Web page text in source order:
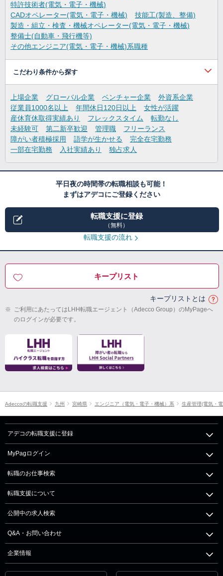
特許技術者(電気・電子・機械)
CADオペレーター(電気・電子・機械)
技能工(製造、整備)
製造・組立・検査・機械オペレーター(電気・電子・機械)
整備士(自動車・飛行機等)
その他エンジニア(電気・電子・機械)系職種
こだわり条件から探す
上場企業 グローバル企業 ベンチャー企業
外資系企業
従業員1000名以上
年間休日120日以上
女性が活躍
産休育休取得実績あり
フレックスタイム
転勤なし
未経験可
第二新卒歓迎 管理職
フリーランス
障がい者積極採用
語学が生かせる
完全在宅勤務
一部在宅勤務
入社実績あり 独占求人
平日夜の時間帯の転職相談も可能！
まずはアデコにご登録ください
転職支援に登録
（無料）
転職支援の流れ
キープリスト
キープリストとは
※ ご利用にあたってはLHH転職エージェント（Adecco Group）のMyPageへ
のログインが必要です。
Adeccoの転職支援 九州 宮崎県 エンジニア（電気・電子・機械）系 生産管理(電気・
アデコの転職支援に登録
MyPagログイン
転職のお仕事検索
転職支援について
公開中の求人検索
Q&A・お問い合わせ
企業情報